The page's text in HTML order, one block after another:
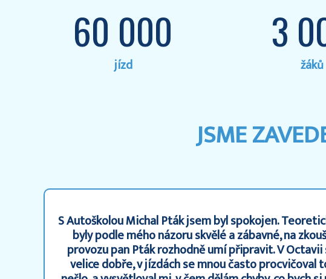
60 000
jízd
3
žáků
JSME
S Autoškolou Michal Pták jsem byl spokojen.
byly podle mého názoru skvělé a zábavné, na
provozu pan Pták rozhodně umí připravit. V
velice dobře, v jízdách se mnou často procvičoval